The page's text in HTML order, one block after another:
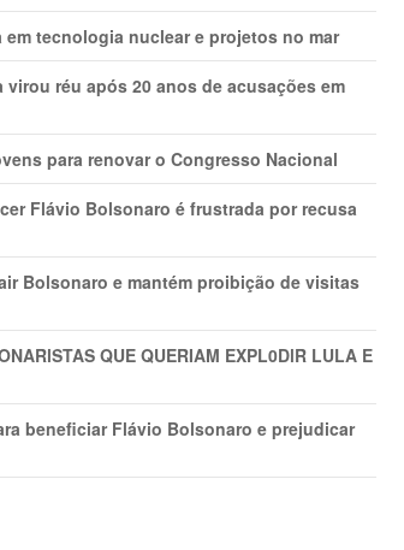
tecnologia nuclear e projetos no mar
réu após 20 anos de acusações em
para renovar o Congresso Nacional
Flávio Bolsonaro é frustrada por recusa
Bolsonaro e mantém proibição de visitas
QUE QUERIAM EXPL0DlR LULA E
beneficiar Flávio Bolsonaro e prejudicar